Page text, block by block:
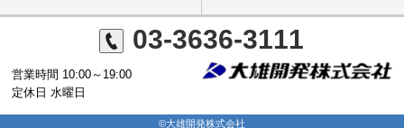
03-3636-3111
営業時間 10:00～19:00
定休日 水曜日
©大雄開発株式会社